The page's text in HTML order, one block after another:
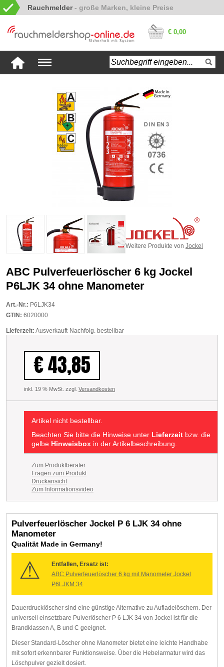
Rauchmelder
€ 0,00
Weitere Produkte von Jockel
ABC Pulverfeuerlöscher 6 kg Jockel
P6LJK 34 ohne Manometer
Art.-Nr.: P6LJK34
GTIN: 6020000
Lieferzeit: Ausverkauft-Nachfolg. bestellbar
€ 43,85
inkl. 19 % MwSt. zzgl. Versandkosten
Artikel nicht bestellbar.
Beachten Sie bitte die Hinweise unter Lieferzeit bzw. die
gelbe Hinweisbox in der Artikelbeschreibung.
Zum Produktberater
Fragen zum Produkt
Druckansicht
Zum Informationsvideo
Pulverfeuerlöscher Jockel P 6 LJK 34 ohne
Manometer
Qualität Made in Germany!
Entfallen, Ersatz ist:
ABC Pulverfeuerlöscher 6 kg mit Manometer Jockel
P6LJKM 34
Dauerdrucklöscher sind eine günstige Alternative zu Aufladelöschern. Der
universell einsetzbare Pulverlöscher P 6 LJK 34 von Jockel ist für die
Brandklassen A, B und C geeignet.
Dieser Standard-Löscher ohne Manometer bietet eine leichte Handhabe
mit sofort erkennbarer Funktionsweise. Über die Hebelarmatur wird das
Löschpulver gezielt dosiert.